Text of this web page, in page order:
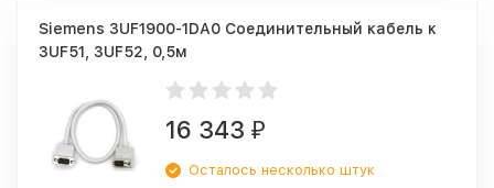
Siemens 3UF1900-1DA0 Соединительный кабель к
3UF51, 3UF52, 0,5м
16 343 ₽
Осталось несколько штук